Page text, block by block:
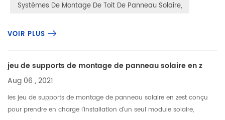
Systèmes De Montage De Toit De Panneau Solaire,
VOIR PLUS
jeu de supports de montage de panneau solaire en z
Aug 06 , 2021
les jeu de supports de montage de panneau solaire en zest conçu
pour prendre en charge l'installation d'un seul module solaire,